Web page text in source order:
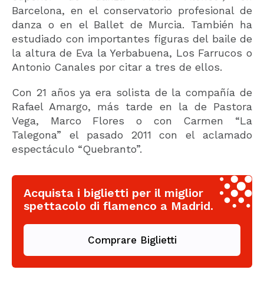
Barcelona, en el conservatorio profesional de
danza o en el Ballet de Murcia. También ha
estudiado con importantes figuras del baile de
la altura de Eva la Yerbabuena, Los Farrucos o
Antonio Canales por citar a tres de ellos.
Con 21 años ya era solista de la compañía de
Rafael Amargo, más tarde en la de Pastora
Vega, Marco Flores o con Carmen “La
Talegona” el pasado 2011 con el aclamado
espectáculo “Quebranto”.
Acquista i biglietti per il miglior
spettacolo di flamenco a Madrid.
Comprare Biglietti